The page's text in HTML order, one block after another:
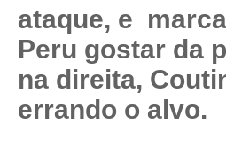
ataque, e
Peru gostar da
na direita,
errando o alvo.